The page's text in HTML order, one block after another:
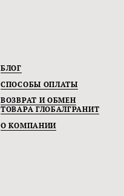
БЛОГ
СПОСОБЫ ОПЛАТЫ
ВОЗВРАТ И ОБМЕН
ТОВАРА ГЛОБАЛГРАНИТ
О КОМПАНИИ